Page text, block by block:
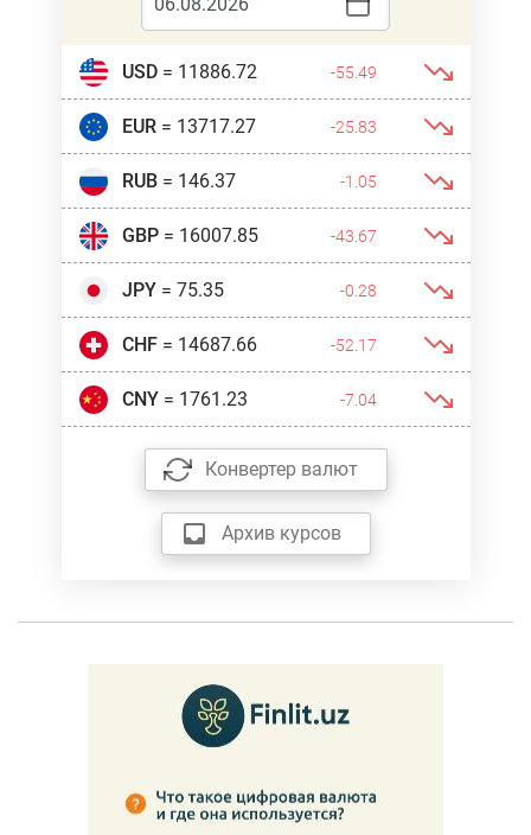
USD= 11886.72 -55.49
EUR= 13717.27 -25.83
RUB= 146.37 -1.05
GBP= 16007.85 -43.67
JPY= 75.35 -0.28
CHF= 14687.66 -52.17
CNY= 1761.23 -7.04
Конвертер валют
Архив курсов